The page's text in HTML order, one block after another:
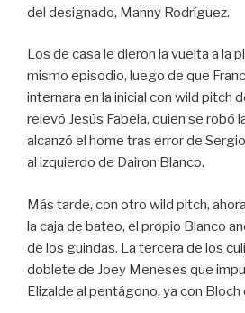
del designado, Manny Rodríguez.
Los de casa le dieron la vuelta a la
mismo episodio, luego de que
internara en la inicial con wild pitch
relevó Jesús Fabela, quien se robó
alcanzó el home tras error de
al izquierdo de Dairon Blanco.
Más tarde, con otro wild pitch,
la caja de bateo, el propio Blanco
de los guindas. La tercera de los
doblete de Joey Meneses que
Elizalde al pentágono, ya con Bloch